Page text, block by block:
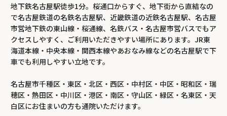
地下鉄名古屋駅徒歩1分。桜通口からすぐ、地下街から直結なの
で名古屋鉄道の名鉄名古屋駅、近畿鉄道の近鉄名古屋駅、名古屋
市営地下鉄の東山線・桜通線、名鉄バス・名古屋市営バスでもア
クセスしやすく、ご利用いただきやすい場所にあります。JR東
海道本線・中央本線・関西本線やあおなみ線などの名古屋駅で下
車でも利用しやすい立地です。
名古屋市千種区・東区・北区・西区・中村区・中区・昭和区・瑞
穂区・熱田区・中川区・港区・南区・守山区・緑区・名東区・天
白区にお住まいの方も通院いただけます。